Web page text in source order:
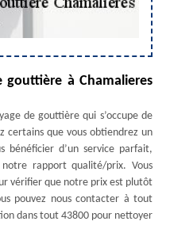
gouttière à Chamalieres
de gouttière qui s’occupe de
certains que vous obtiendrez un
bénéficier d’un service parfait,
rapport qualité/prix. Vous
vérifier que notre prix est plutôt
pouvez nous contacter à tout
dans tout 43800 pour nettoyer